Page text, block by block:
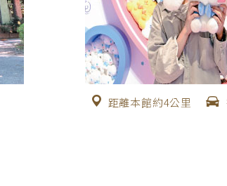
距離本館約4公里